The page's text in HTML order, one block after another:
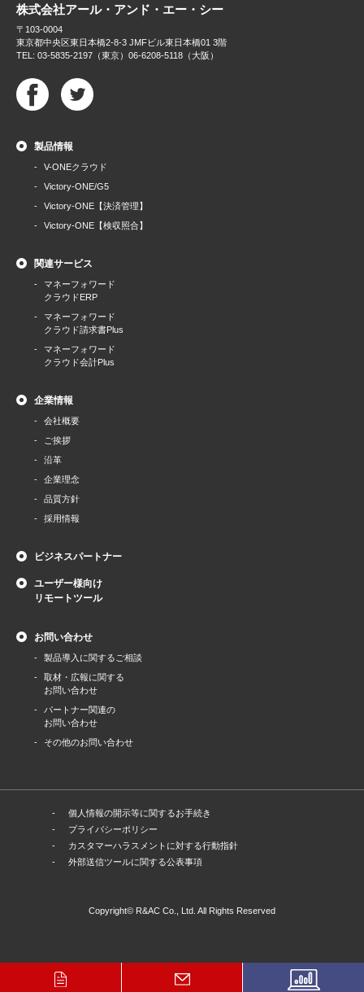
株式会社アール・アンド・エー・シー
〒103-0004
東京都中央区東日本橋2-8-3 JMFビル東日本橋01 3階
TEL: 03-5835-2197（東京）06-6208-5118（大阪）
製品情報
V-ONEクラウド
Victory-ONE/G5
Victory-ONE【決済管理】
Victory-ONE【検収照合】
関連サービス
マネーフォワード
クラウドERP
マネーフォワード
クラウド請求書Plus
マネーフォワード
クラウド会計Plus
企業情報
会社概要
ご挨拶
沿革
企業理念
品質方針
採用情報
ビジネスパートナー
ユーザー様向け
リモートツール
お問い合わせ
製品導⼊に関するご相談
取材・広報に関する
お問い合わせ
パートナー関連の
お問い合わせ
その他のお問い合わせ
個人情報の開示等に関するお手続き
プライバシーポリシー
カスタマーハラスメントに対する行動指針
外部送信ツールに関する公表事項
Copyright© R&AC Co., Ltd. All Rights Reserved